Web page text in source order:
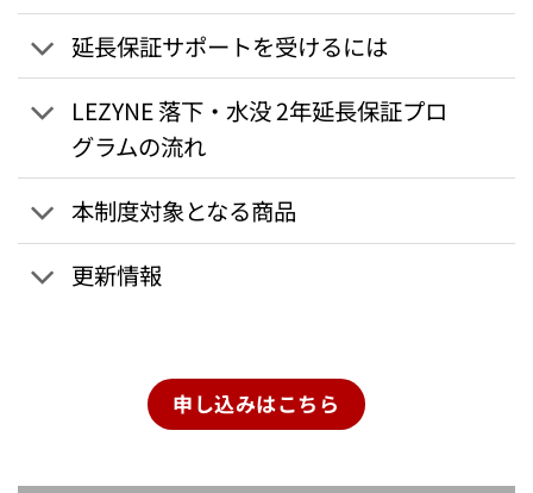
延長保証サポートを受けるには
LEZYNE 落下・水没 2年延長保証プロ
グラムの流れ
本制度対象となる商品
更新情報
申し込みはこちら